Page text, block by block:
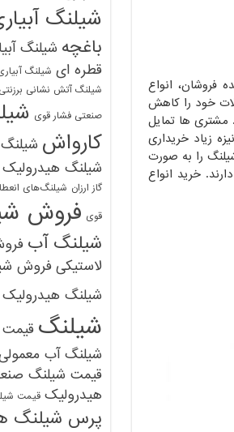
انواع
خود را کاهش
مشتری ها تمایل
زیاد خریداری
را به صورت
خرید انواع
شیلنگ
باغچه شیلنگ
قطره ای شیلنگ آبیاری ۲ اینچ شیلنگ آبیاری
شیلنگ آتش نشانی برزنتی
صنعتی فشار قوی
کارواش
شیلنگ
گاز ارزان شیلنگ‌های
قوی فروش
شیلنگ آب
لاستیکی فروش
شیلنگ
شیلنگ
شیلنگ آب
قیمت شیلنگ
هیدرولیک قیمت
پرس شیلنگ